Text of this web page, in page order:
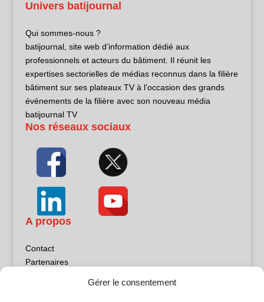
Gérer le consentement
Univers batijournal
Qui sommes-nous ?
batijournal, site web d’information dédié aux
professionnels et acteurs du bâtiment. Il réunit les
expertises sectorielles de médias reconnus dans la filière
bâtiment sur ses plateaux TV à l’occasion des grands
événements de la filière avec son nouveau média
batijournal TV
Nos réseaux sociaux
A propos
Contact
Partenaires